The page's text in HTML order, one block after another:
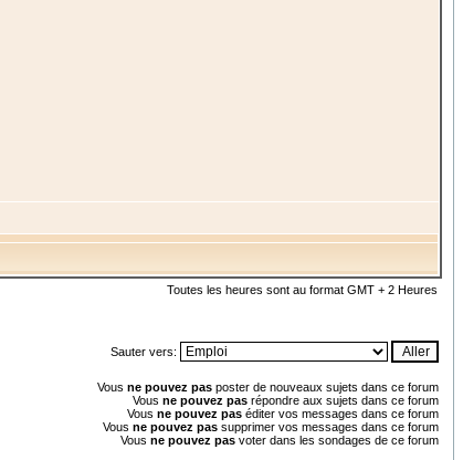
Toutes les heures sont au format GMT + 2 Heures
Sauter vers:
Vous ne pouvez pas poster de nouveaux sujets dans ce forum
Vous ne pouvez pas répondre aux sujets dans ce forum
Vous ne pouvez pas éditer vos messages dans ce forum
Vous ne pouvez pas supprimer vos messages dans ce forum
Vous ne pouvez pas voter dans les sondages de ce forum